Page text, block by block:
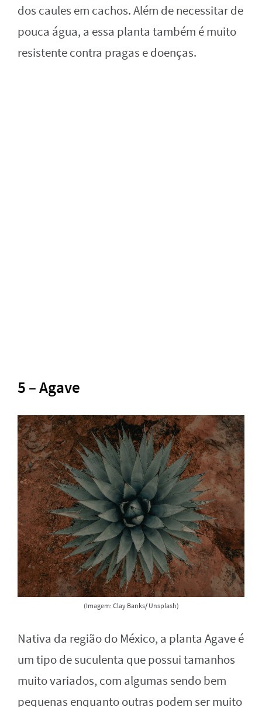
dos caules em cachos. Além de necessitar de
pouca água, a essa planta também é muito
resistente contra pragas e doenças.
5 – Agave
(Imagem: Clay Banks/ Unsplash)
Nativa da região do México, a planta Agave é
um tipo de suculenta que possui tamanhos
muito variados, com algumas sendo bem
pequenas enquanto outras podem ser muito